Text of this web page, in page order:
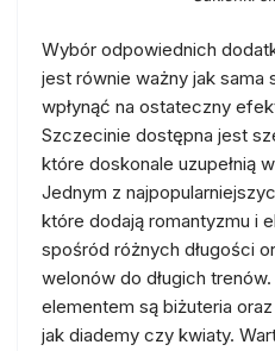
Wybór odpowiednich
jest równie ważny jak sama
wpłynąć na ostateczny
Szczecinie dostępna jest
które doskonale uzupełnią
Jednym z
które dodają romantyzmu i
spośród różnych długości
welonów do długich
elementem są biżuteria
jak diademy czy kwiaty.